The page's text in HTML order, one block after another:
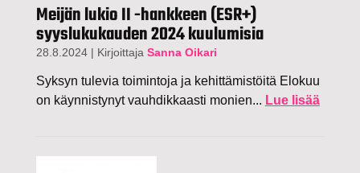
Meijän lukio II -hankkeen (ESR+)
syyslukukauden 2024 kuulumisia
28.8.2024 | Kirjoittaja Sanna Oikari
Syksyn tulevia toimintoja ja kehittämistöitä Elokuu
on käynnistynyt vauhdikkaasti monien... Lue lisää